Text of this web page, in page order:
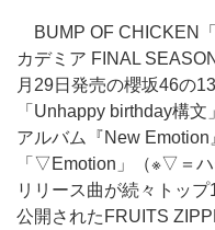
BUMP OF CHICKEN
カデミア FINAL
月29日発売の櫻坂46の
「Unhappy birthday構
アルバム『New Emotion
「▽Emotion」（※▽＝
リリース曲が続々トッ
公開されたFRUITS